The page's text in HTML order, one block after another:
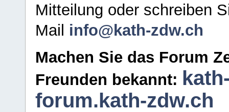
Mitteilung oder schreiben
Mail info@kath-zdw.ch
Machen Sie das Forum
Freunden bekannt:
forum.kath-zdw.ch